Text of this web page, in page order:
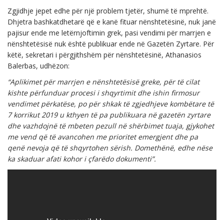
Zgjidhje jepet edhe për një problem tjetër, shumë të mprehtë.
Dhjetra bashkatdhetarë që e kanë fituar nënshtetësinë, nuk janë
pajisur ende me letërnjoftimin grek, pasi vendimi për marrjen e
nënshtetësisë nuk është publikuar ende në Gazetën Zyrtare. Për
këtë, sekretari i përgjithshëm për nënshtetësinë, Athanasios
Balerbas, udhëzon:
“Aplikimet për marrjen e nënshtetësisë greke, për të cilat
kishte përfunduar procesi i shqyrtimit dhe ishin firmosur
vendimet përkatëse, po për shkak të zgjedhjeve kombëtare të
7 korrikut 2019 u kthyen të pa publikuara në gazetën zyrtare
dhe vazhdojnë të mbeten pezull në shërbimet tuaja, gjykohet
me vend që të avancohen me prioritet emergjent dhe pa
qenë nevoja që të shqyrtohen sërish. Domethënë, edhe nëse
ka skaduar afati kohor i çfarëdo dokumenti”.